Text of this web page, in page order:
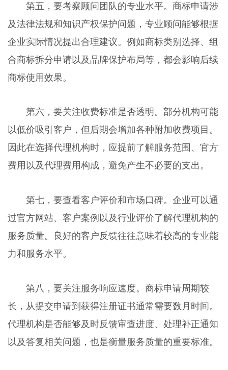
第五，要考察顾问团队的专业水平。商标申请涉
及法律法规和知识产权保护问题，专业顾问能够根据
企业实际情况提出合理建议。例如商标类别选择、组
合商标拆分申请以及品牌保护布局等，都会影响后续
商标使用效果。
第六，要关注收费标准是否透明。部分机构可能
以低价吸引客户，但后期会增加各种附加收费项目。
因此在选择代理机构时，应提前了解服务范围、官方
费用以及代理费用构成，避免产生不必要的支出。
第七，要查看客户评价和市场口碑。企业可以通
过官方网站、客户案例以及行业评价了解代理机构的
服务质量。良好的客户反馈往往意味着较高的专业能
力和服务水平。
第八，要关注服务响应速度。商标申请周期较
长，从提交申请到获得注册证书通常需要数月时间。
代理机构是否能够及时反馈审查进度、处理补正通知
以及答复相关问题，也是衡量服务质量的重要标准。